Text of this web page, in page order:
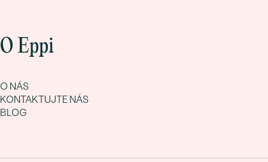
O Eppi
O NÁS
KONTAKTUJTE NÁS
BLOG